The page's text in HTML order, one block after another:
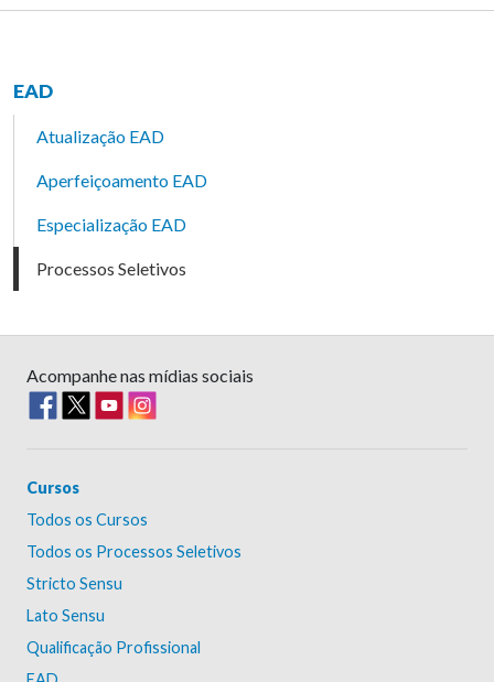
EAD
Atualização EAD
Aperfeiçoamento EAD
Especialização EAD
Processos Seletivos
Acompanhe nas mídias sociais
Cursos
Todos os Cursos
Todos os Processos Seletivos
Stricto Sensu
Lato Sensu
Qualificação Profissional